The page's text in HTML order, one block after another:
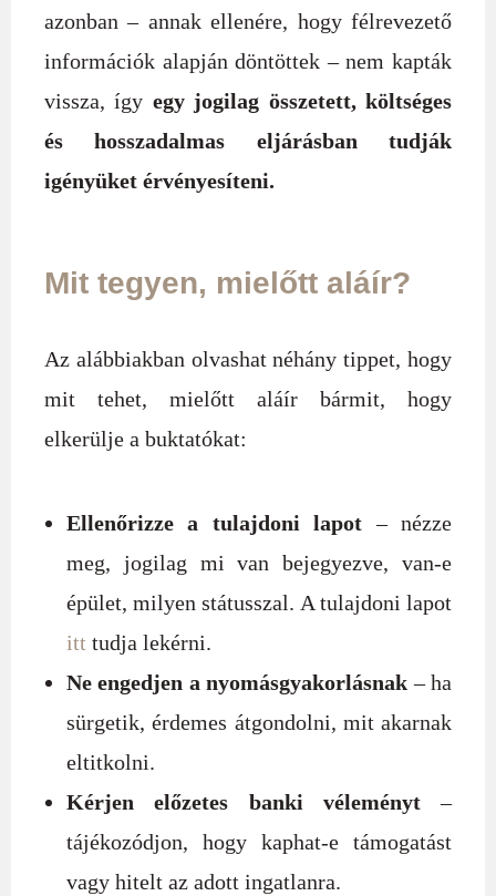
azonban – annak ellenére, hogy félrevezető
információk alapján döntöttek – nem kapták
vissza, így egy jogilag összetett, költséges
és hosszadalmas eljárásban tudják
igényüket érvényesíteni.
Mit tegyen, mielőtt aláír?
Az alábbiakban olvashat néhány tippet, hogy
mit tehet, mielőtt aláír bármit, hogy
elkerülje a buktatókat:
Ellenőrizze a tulajdoni lapot – nézze
meg, jogilag mi van bejegyezve, van-e
épület, milyen státusszal. A tulajdoni lapot
itt tudja lekérni.
Ne engedjen a nyomásgyakorlásnak – ha
sürgetik, érdemes átgondolni, mit akarnak
eltitkolni.
Kérjen előzetes banki véleményt–
tájékozódjon, hogy kaphat-e támogatást
vagy hitelt az adott ingatlanra.